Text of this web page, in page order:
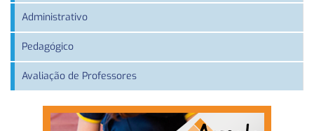
Administrativo
Pedagógico
Avaliação de Professores